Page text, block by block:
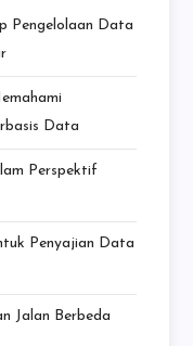
Pengelolaan Data
Data
Perspektif
Penyajian Data
Jalan Berbeda